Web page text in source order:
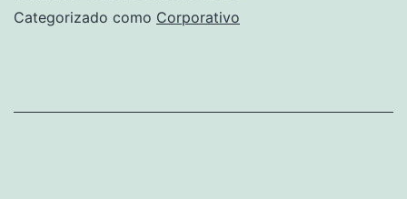
Categorizado como Corporativo